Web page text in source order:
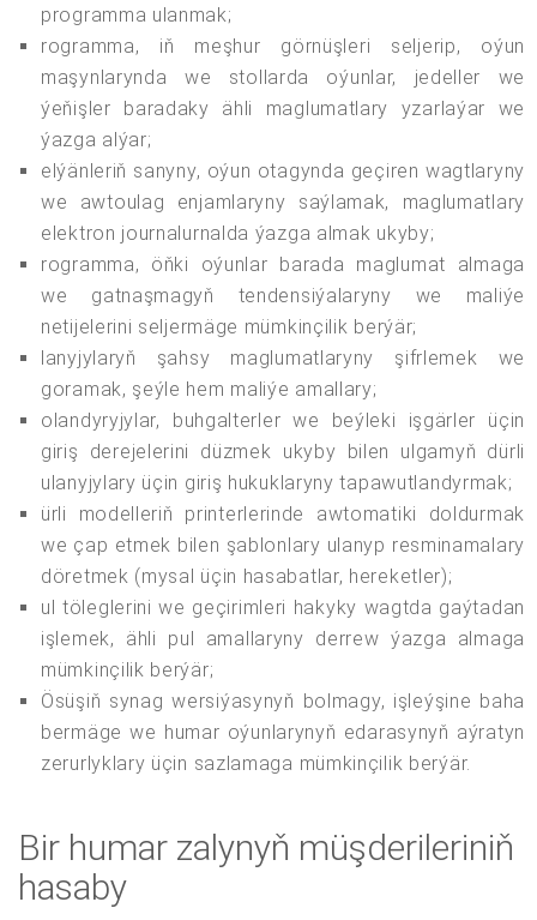
programma ulanmak;
rogramma, iň meşhur görnüşleri seljerip, oýun
maşynlarynda we stollarda oýunlar, jedeller we
ýeňişler baradaky ähli maglumatlary yzarlaýar we
ýazga alýar;
elýänleriň sanyny, oýun otagynda geçiren wagtlaryny
we awtoulag enjamlaryny saýlamak, maglumatlary
elektron journalurnalda ýazga almak ukyby;
rogramma, öňki oýunlar barada maglumat almaga
we gatnaşmagyň tendensiýalaryny we maliýe
netijelerini seljermäge mümkinçilik berýär;
lanyjylaryň şahsy maglumatlaryny şifrlemek we
goramak, şeýle hem maliýe amallary;
olandyryjylar, buhgalterler we beýleki işgärler üçin
giriş derejelerini düzmek ukyby bilen ulgamyň dürli
ulanyjylary üçin giriş hukuklaryny tapawutlandyrmak;
ürli modelleriň printerlerinde awtomatiki doldurmak
we çap etmek bilen şablonlary ulanyp resminamalary
döretmek (mysal üçin hasabatlar, hereketler);
ul töleglerini we geçirimleri hakyky wagtda gaýtadan
işlemek, ähli pul amallaryny derrew ýazga almaga
mümkinçilik berýär;
Ösüşiň synag wersiýasynyň bolmagy, işleýşine baha
bermäge we humar oýunlarynyň edarasynyň aýratyn
zerurlyklary üçin sazlamaga mümkinçilik berýär.
Bir humar zalynyň müşderileriniň
hasaby